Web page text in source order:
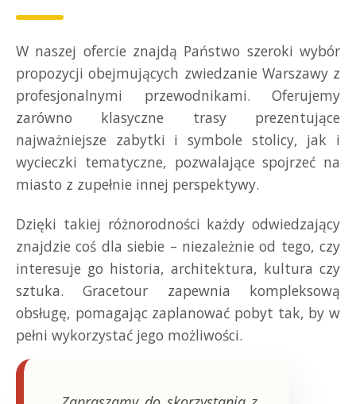
W naszej ofercie znajdą Państwo szeroki wybór
propozycji obejmujących zwiedzanie Warszawy z
profesjonalnymi przewodnikami. Oferujemy
zarówno klasyczne trasy prezentujące
najważniejsze zabytki i symbole stolicy, jak i
wycieczki tematyczne, pozwalające spojrzeć na
miasto z zupełnie innej perspektywy.
Dzięki takiej różnorodności każdy odwiedzający
znajdzie coś dla siebie – niezależnie od tego, czy
interesuje go historia, architektura, kultura czy
sztuka. Gracetour zapewnia kompleksową
obsługę, pomagając zaplanować pobyt tak, by w
pełni wykorzystać jego możliwości.